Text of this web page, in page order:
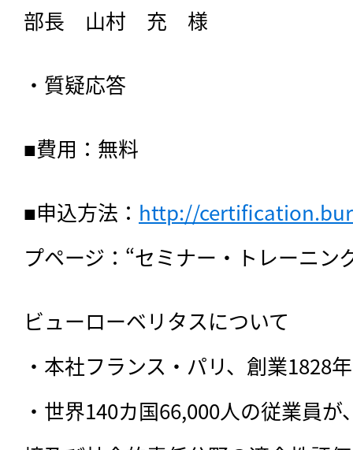
部長　山村　充　様
・質疑応答
■費用：無料
■申込方法： http://
プページ：“セミナー・トレーニン
ビューローベリタスについて
・本社フランス・パリ、創業1828年
・世界140カ国66,000人の従業員